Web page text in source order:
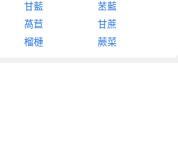
甘藍
苤藍
萵苣
甘蔗
榴槤 蕨菜